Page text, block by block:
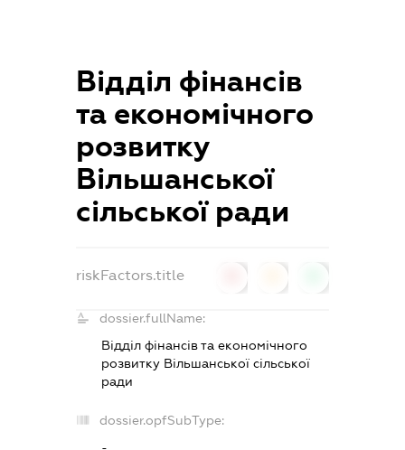
Відділ фінансів
та економічного
розвитку
Вільшанської
сільської ради
riskFactors.title
dossier.fullName:
Відділ фінансів та економічного
розвитку Вільшанської сільської
ради
dossier.opfSubType: